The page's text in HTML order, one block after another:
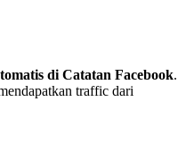
di Catatan Facebook.
traffic dari